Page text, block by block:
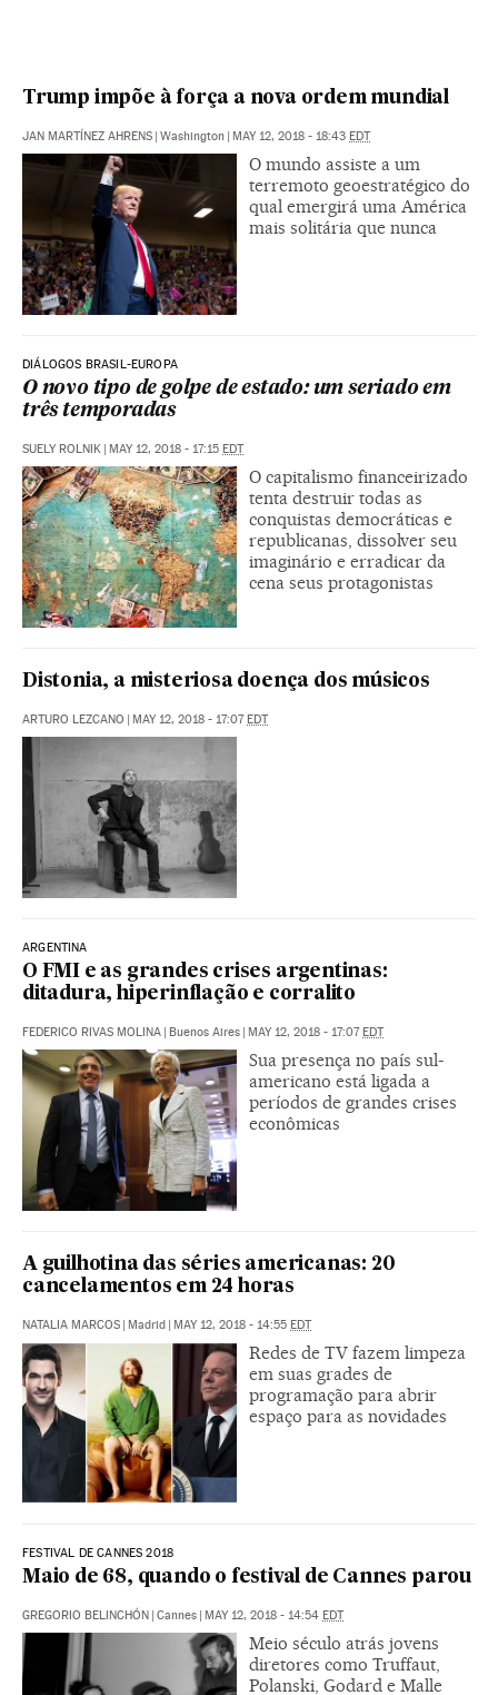
Trump impõe à força a nova ordem mundial
JAN MARTÍNEZ AHRENS Washington MAY 12, 2018 - 18:43 EDT
O mundo assiste a um
terremoto geoestratégico do
qual emergirá uma América
mais solitária que nunca
DIÁLOGOS BRASIL-EUROPA
O novo tipo de golpe de estado: um seriado em
três temporadas
SUELY ROLNIK MAY 12, 2018 - 17:15 EDT
O capitalismo financeirizado
tenta destruir todas as
conquistas democráticas e
republicanas, dissolver seu
imaginário e erradicar da
cena seus protagonistas
Distonia, a misteriosa doença dos músicos
ARTURO LEZCANO | MAY 12, 2018 - 17:07EDT
ARGENTINA
O FMI e as grandes crises argentinas:
ditadura, hiperinflação e corralito
FEDERICO RIVAS MOLINA | Buenos Aires | MAY 12, 2018 - 17:07EDT
Sua presença no país sul-
americano está ligada a
períodos de grandes crises
econômicas
A guilhotina das séries americanas: 20
cancelamentos em 24 horas
NATALIA MARCOS | Madrid | MAY 12, 2018 - 14:55 EDT
Redes de TV fazem limpeza
em suas grades de
programação para abrir
espaço para as novidades
FESTIVAL DE CANNES 2018
Maio de 68, quando o festival de Cannes parou
GREGORIO BELINCHÓN | Cannes | MAY 12, 2018 - 14:54 EDT
Meio século atrás jovens
diretores como Truffaut,
Polanski, Godard e Malle